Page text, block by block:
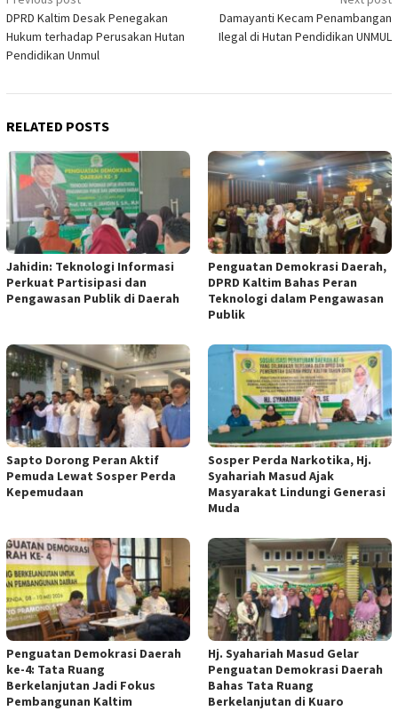
navigation
DPRD Kaltim Desak Penegakan
Hukum terhadap Perusakan Hutan
Pendidikan Unmul
Damayanti Kecam Penambangan
Ilegal di Hutan Pendidikan UNMUL
RELATED POSTS
Jahidin: Teknologi Informasi
Perkuat Partisipasi dan
Pengawasan Publik di Daerah
Penguatan Demokrasi Daerah,
DPRD Kaltim Bahas Peran
Teknologi dalam Pengawasan
Publik
Sapto Dorong Peran Aktif
Pemuda Lewat Sosper Perda
Kepemudaan
Sosper Perda Narkotika, Hj.
Syahariah Masud Ajak
Masyarakat Lindungi Generasi
Muda
Penguatan Demokrasi Daerah
ke-4: Tata Ruang
Berkelanjutan Jadi Fokus
Pembangunan Kaltim
Hj. Syahariah Masud Gelar
Penguatan Demokrasi Daerah
Bahas Tata Ruang
Berkelanjutan di Kuaro